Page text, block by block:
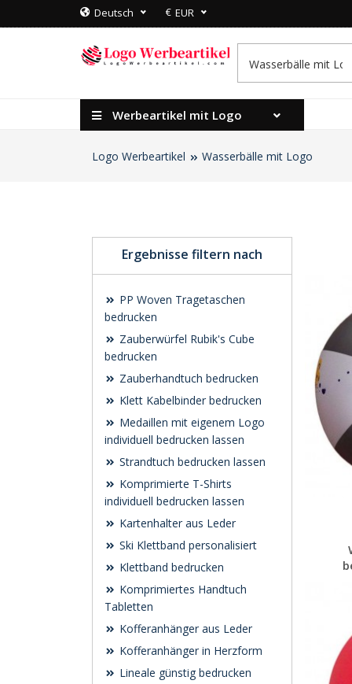
Deutsch € EUR
Werbeartikel mit Logo
Logo Werbeartikel Wasserbälle mit Logo
Ergebnisse filtern nach
PP Woven Tragetaschen
bedrucken
Zauberwürfel Rubik's Cube
bedrucken
Zauberhandtuch bedrucken
Klett Kabelbinder bedrucken
Medaillen mit eigenem Logo
individuell bedrucken lassen
Strandtuch bedrucken lassen
Komprimierte T-Shirts
individuell bedrucken lassen
Kartenhalter aus Leder
Ski Klettband personalisiert
Klettband bedrucken
Komprimiertes Handtuch
Tabletten
Kofferanhänger aus Leder
Kofferanhänger in Herzform
Lineale günstig bedrucken